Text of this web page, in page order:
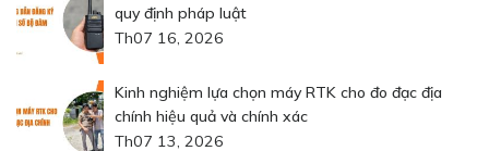
quy định pháp luật
Th07 16, 2026
Kinh nghiệm lựa chọn máy RTK cho đo đạc địa
chính hiệu quả và chính xác
Th07 13, 2026